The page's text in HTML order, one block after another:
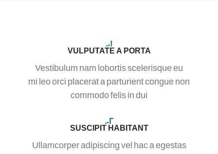
01.
VULPUTATE A PORTA
Vestibulum nam lobortis scelerisque eu
mi leo orci placerat a parturient congue non
commodo felis in dui
02.
SUSCIPIT HABITANT
Ullamcorper adipiscing vel hac a egestas